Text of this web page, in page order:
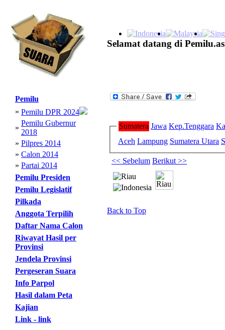
Selamat datang di
Pemilu
» Pemilu DPR 2024
»
Pemilu Gubernur
2018
» Pilpres 2014
» Calon 2014
» Partai 2014
Pemilu Presiden
Pemilu Legislatif
Pilkada
Anggota Terpilih
Daftar Nama Calon
Riwayat Hasil per
Provinsi
Jendela Provinsi
Pergeseran Suara
Info Parpol
Hasil dalam Peta
Kajian
Link - link
Sumatera Jawa Kep.Tenggara
Aceh Lampung Sumatera Utara
<< Sebelum Berikut >>
Back to Top